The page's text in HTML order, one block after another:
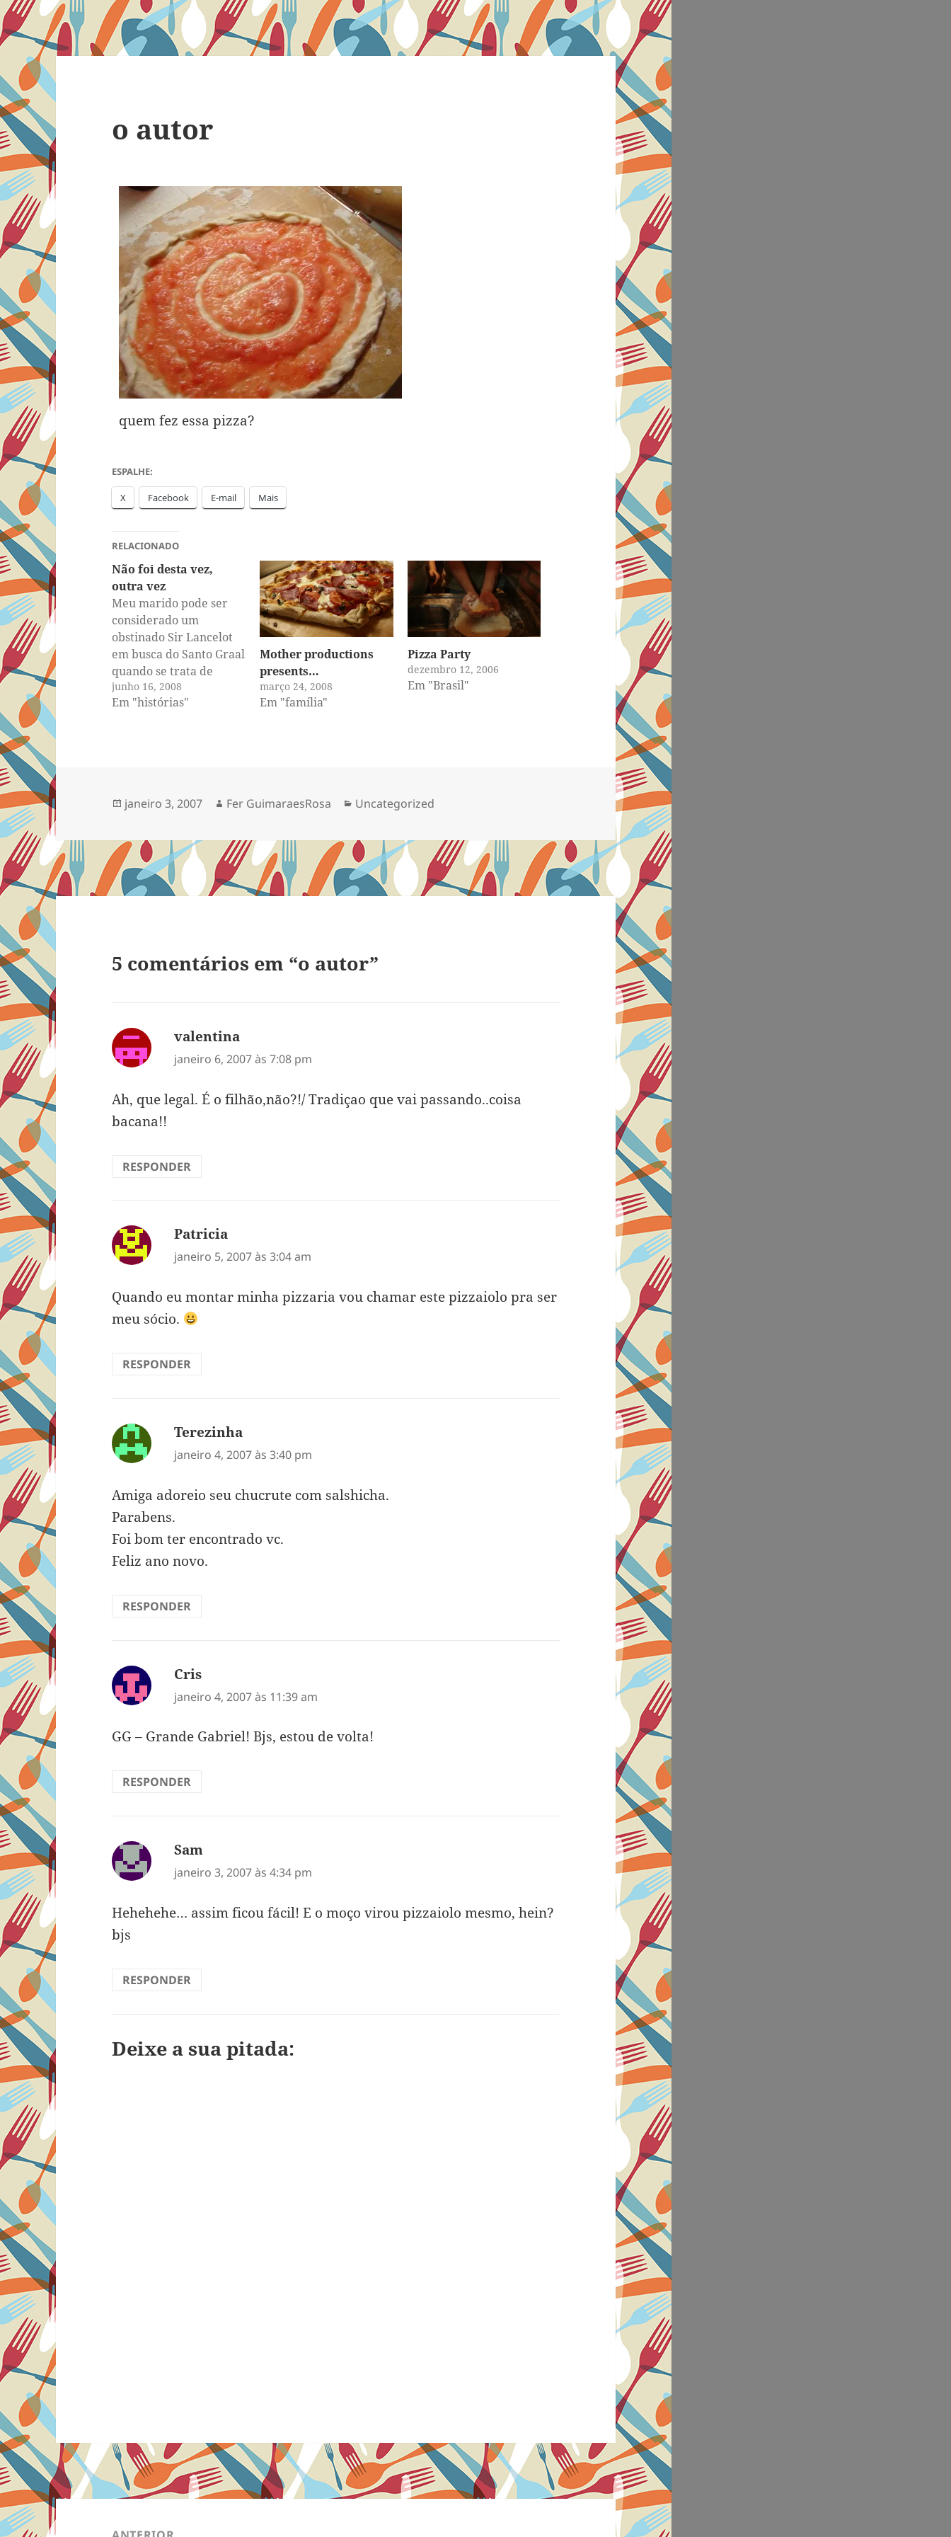
o autor
quem fez essa pizza?
ESPALHE:
X Facebook E-mail Mais
RELACIONADO
Não foi desta vez,
outra vez
Meu marido pode ser
considerado um
obstinado Sir Lancelot
em busca do Santo Graal
quando se trata de
encontrar a pizza
perfeita, ou a melhor
do estado da Califórnia.
junho 16, 2008
Em "histórias"
Mother productions
presents…
março 24, 2008
Em "família"
Pizza Party
dezembro 12, 2006
Em "Brasil"
Publicado
janeiro 3, 2007 Autor
Fer GuimaraesRosa Categorias
Uncategorized
5 comentários em “o autor”
valentina
janeiro 6, 2007 às 7:08 pm
Ah, que legal. É o filhão,não?!/ Tradiçao que vai passando..coisa
bacana!!
RESPONDER
Patricia
janeiro 5, 2007 às 3:04 am
Quando eu montar minha pizzaria vou chamar este pizzaiolo pra ser
meu sócio.
RESPONDER
Terezinha
janeiro 4, 2007 às 3:40 pm
Amiga adoreio seu chucrute com salshicha.
Parabens.
Foi bom ter encontrado vc.
Feliz ano novo.
RESPONDER
Cris
janeiro 4, 2007 às 11:39 am
GG – Grande Gabriel! Bjs, estou de volta!
RESPONDER
Sam
janeiro 3, 2007 às 4:34 pm
Hehehehe… assim ficou fácil! E o moço virou pizzaiolo mesmo, hein?
bjs
RESPONDER
Deixe a sua pitada:
Navegação
de